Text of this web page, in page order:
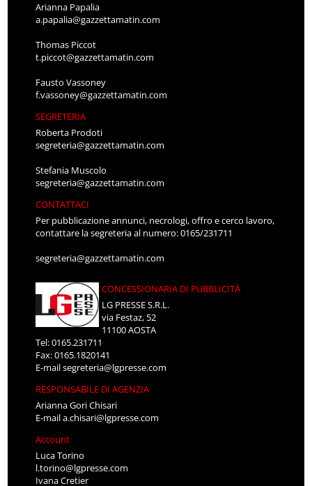
Arianna Papalia
a.papalia@gazzettamatin.com
Thomas Piccot
t.piccot@gazzettamatin.com
Fausto Vassoney
f.vassoney@gazzettamatin.com
SEGRETERIA
Roberta Prodoti
segreteria@gazzettamatin.com
Stefania Muscolo
segreteria@gazzettamatin.com
CONTATTACI
Per pubblicazione annunci, necrologi, offro e cerco lavoro,
contattare la segreteria al numero: 0165/231711
segreteria@gazzettamatin.com
CONCESSIONARIA DI PUBBLICITÀ
LG PRESSE S.R.L.
via Festaz, 52
11100 AOSTA
Tel: 0165.231711
Fax: 0165.1820141
E-mailsegreteria@lgpresse.com
RESPONSABILE DI AGENZIA
Arianna Gori Chisari
E-maila.chisari@lgpresse.com
Account
Luca Torino
l.torino@lgpresse.com
Ivana Cretier